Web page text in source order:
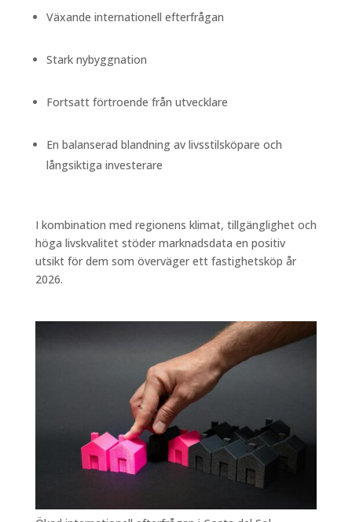
Växande internationell efterfrågan
Stark nybyggnation
Fortsatt förtroende från utvecklare
En balanserad blandning av livsstilsköpare och
långsiktiga investerare
I kombination med regionens klimat, tillgänglighet och
höga livskvalitet stöder marknadsdata en positiv
utsikt för dem som överväger ett fastighetsköp år
2026.